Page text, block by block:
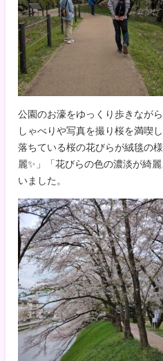
公園のお濠をゆっくり歩きなが
しゃべりや写真を撮り桜を満喫
落ちている桜の花びらが絨毯の
麗✨」「花びらの色の濃淡が綺
いました。